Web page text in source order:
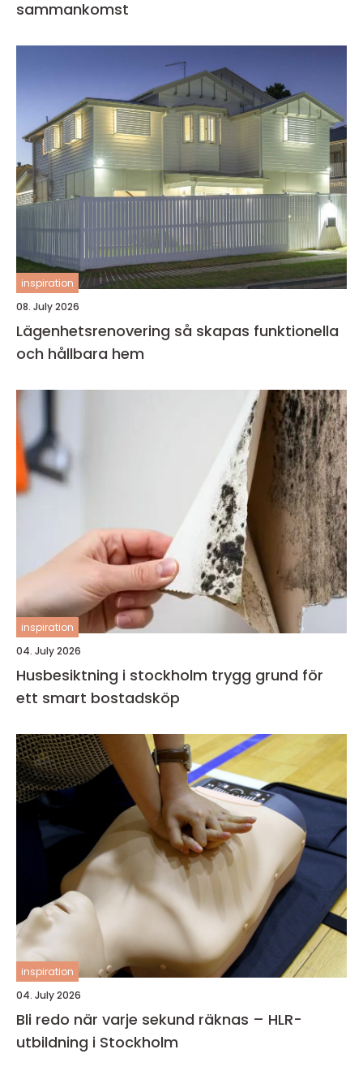
sammankomst
inspiration
08. July 2026
Lägenhetsrenovering så skapas funktionella
och hållbara hem
inspiration
04. July 2026
Husbesiktning i stockholm trygg grund för
ett smart bostadsköp
inspiration
04. July 2026
Bli redo när varje sekund räknas – HLR-
utbildning i Stockholm